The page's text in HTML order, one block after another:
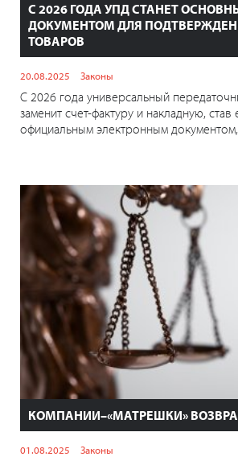
С 2026 ГОДА УПД СТАНЕТ
ДОКУМЕНТОМ ДЛЯ
ТОВАРОВ
20.08.2025 Законы
С 2026 года универсальный
заменит счет-фактуру и накладную,
официальным электронным документом,
КОМПАНИИ–«МАТРЕШКИ»
01.08.2025 Законы